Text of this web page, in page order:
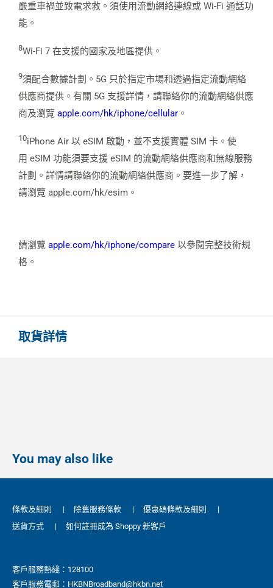
嚴重車禍並致電求救。須使用流動網絡連線或 Wi-Fi 通話功
能。
8Wi-Fi 7 在支援的國家及地區提供。
9須配合數據計劃。5G 只於指定市場和透過指定流動網絡
供應商提供。有關 5G 支援詳情，請聯絡你的流動網絡供應
商及瀏覽 apple.com/hk/iphone/cellular 。
10iPhone Air 以 eSIM 啟動，並不支援實體 SIM 卡。使
用 eSIM 功能須要支援 eSIM 的流動網絡供應商和無線服務
計劃。詳情請聯絡你的流動網絡供應商。要進一步了解，
請瀏覽 apple.com/hk/esim。
請瀏覽 apple.com/hk/iphone/compare 以參閱完整技術規
格。
取貨詳情
You may also like
條款及細則 | 除舊服務條款 | 優惠碼條款及細則
|
送貨方式
| 如何註冊成為 Shoppy 新客戶
客戶服務熱綫：128100
客戶服務電郵：HKBNBroadband@hkbn.net